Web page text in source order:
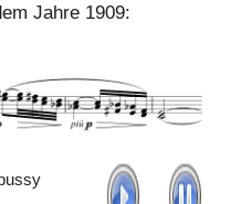
Jahre 1909: